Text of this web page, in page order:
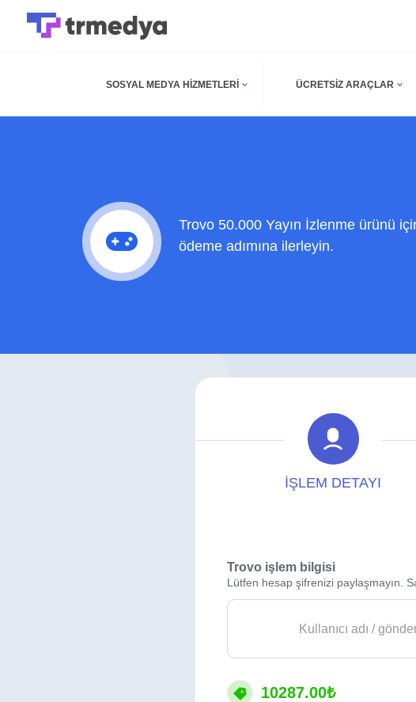
SOSYAL MEDYA HIZMETLERI ÜCRETSIZ ARAÇLAR
Trovo 50.000 Yayın İzlenme ürünü
ödeme adımına ilerleyin.
İŞLEM DETAYI
Trovo işlem bilgisi
Lütfen hesap şifrenizi paylaşmayın.
10287.00₺